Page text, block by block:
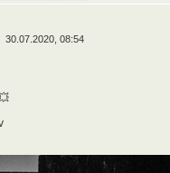
30.07.2020, 08:54